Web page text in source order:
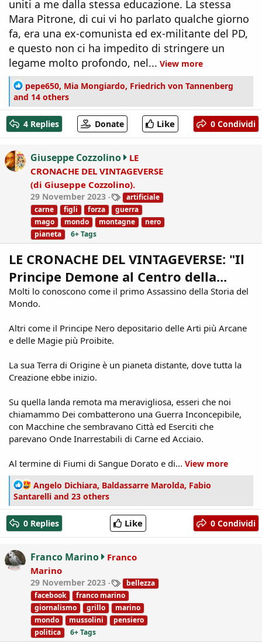
uniti a me dalla stessa educazione. La stessa
Mara Pitrone, di cui vi ho parlato qualche giorno
fa, era una ex-comunista ed ex-militante del PD,
e questo non ci ha impedito di stringere un
legame molto profondo, nel... View more
R
e
a
c
t
i
n
pepe650, Mia Mongiardo, Friedrich von Tannenberg
and 14 others
4 Replies Donate Like 0 Condividi
Giuseppe Cozzolino
LE
CRONACHE DEL VINTAGEVERSE
(di Giuseppe Cozzolino).
29 November 2023
T
a
g
s
artificiale
carne
figli forza
guerra
mago
mondo montagne
nero
pianeta
6+ Tags
LE CRONACHE DEL VINTAGEVERSE: "Il
Principe Demone al Centro della...
Molti lo conoscono come il primo Assassino della Storia del
Mondo.
Altri come il Principe Nero depositario delle Arti più Arcane
e delle Magie più Proibite.
La sua Terra di Origine è un pianeta distante, dove tutta la
Creazione ebbe inizio.
Su quella landa remota ma meravigliosa, esseri che noi
chiamammo Dei combatterono una Guerra Inconcepibile,
con Macchine che sembravano Città ed Eserciti che
parevano Onde Inarrestabili di Carne ed Acciaio.
Al termine di Fiumi di Sangue Dorato e di... View more
R
e
a
c
t
i
o
n
s
:
Angelo Dichiara, Baldassarre Marolda, Fabio
Santarelli and 23 others
0 Replies Like 0 Condividi
Franco Marino
Franco
Marino
29 November 2023
T
a
g
s
bellezza
facebook
franco marino
giornalismo
grillo
marino
mondo
mussolini
pensiero
politica
6+ Tags